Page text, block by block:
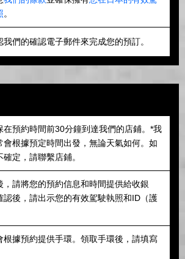
。
我們的確認電子郵件來完成您的預訂。
在預約時間前30分鐘到達我們的店鋪。*我
會根據預定時間出發，無論天氣如何。如
確定，請聯繫店鋪。
，請將您的預約信息和時間提供給收銀
認後，請出示您的有效駕駛執照和ID（護
根據預約提供手環。領取手環後，請填寫